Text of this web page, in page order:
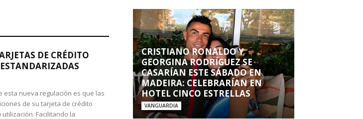
DE CRÉDITO
esta nueva regulación es que las
de su tarjeta de crédito
Facilitando la
CRISTIANO RONALDO Y
GEORGINA RODRÍGUEZ SE
CASARÍAN ESTE SÁBADO EN
MADEIRA: CELEBRARÍAN EN
HOTEL CINCO ESTRELLAS
VANGUARDIA